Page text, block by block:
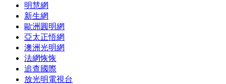
明慧網
新生網
歐洲圓明網
亞太正悟網
澳洲光明網
法網恢恢
追查國際
放光明電視台